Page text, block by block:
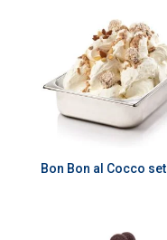
Bon Bon al Cocco set